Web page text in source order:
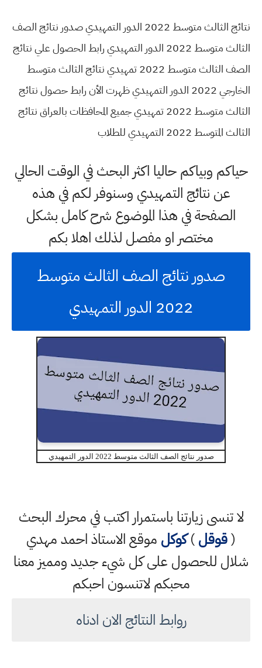
نتائج الثالث متوسط 2022 الدور التمهيدي صدور نتائج الصف
الثالث متوسط 2022 الدور التمهيدي رابط الحصول علي نتائج
الصف الثالث متوسط 2022 تمهيدي نتائج الثالث متوسط
الخارجي 2022 الدور التمهيدي ظهرت الأن رابط حصول نتائج
الثالث متوسط 2022 تمهيدي جميع المحافظات بالعراق نتائج
الثالث المتوسط 2022 التمهيدي للطلاب
حياكم وبياكم حاليا اكثر البحث في الوقت الحالي
عن نتائج التمهيدي وسنوفر لكم في هذه
الصفحة في هذا الموضوع شرح كامل بشكل
مختصر او مفصل لذلك اهلا بكم
صدور نتائج الصف الثالث متوسط
2022 الدور التمهيدي
صدور نتائج الصف الثالث متوسط 2022 الدور التمهيدي
لا تنسى زيارتنا باستمرار اكتب في محرك البحث
(قوقل)كوكل موقع الاستاذ احمد مهدي
شلال للحصول على كل شيء جديد ومميز معنا
محبكم لاتنسون احبكم
روابط النتائج الان ادناه